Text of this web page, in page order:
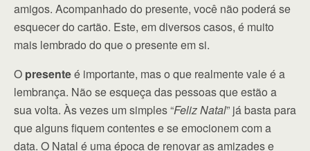
amigos. Acompanhado do presente, você não poderá se
esquecer do cartão. Este, em diversos casos, é muito
mais lembrado do que o presente em si.
O presenteé importante, mas o que realmente vale é a
lembrança. Não se esqueça das pessoas que estão a
sua volta. Às vezes um simples “Feliz Natal” já basta para
que alguns fiquem contentes e se emocionem com a
data. O Natal é uma época de renovar as amizades e